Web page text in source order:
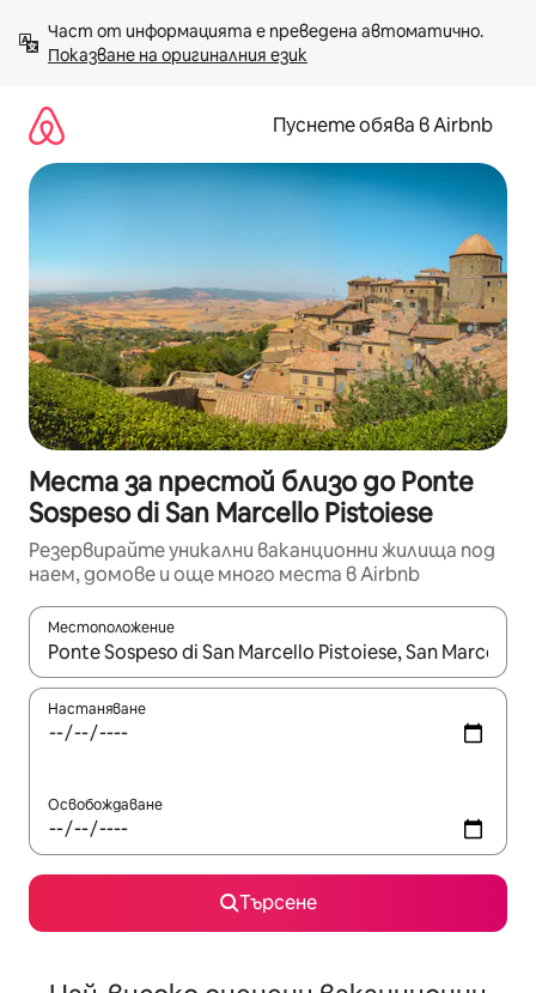
към
съдържанието
Показване на оригиналния език
Пуснете обява в Airbnb
Места за престой близо до Ponte
Sospeso di San Marcello Pistoiese
Резервирайте уникални ваканционни жилища под
наем, домове и още много места в Airbnb
Местоположение
Когато резултатите се покажат, използвайте
Настаняване
Освобождаване
Търсене